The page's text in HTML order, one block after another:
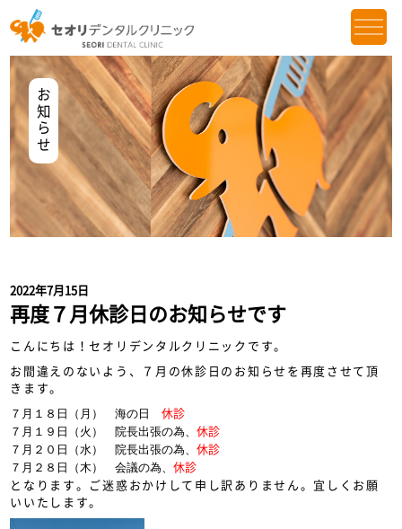
お知らせ
2022年7月15日
再度７月休診日のお知らせです
こんにちは！セオリデンタルクリニックです。
お間違えのないよう、７月の休診日のお知らせを再度させて頂
きます。
７月１８日（月）　海の日 休診
７月１９日（火）　院長出張の為、休診
７月２０日（水）　院長出張の為、休診
７月２８日（木）　会議の為、休診
となります。ご迷惑おかけして申し訳ありません。宜しくお願
いいたします。